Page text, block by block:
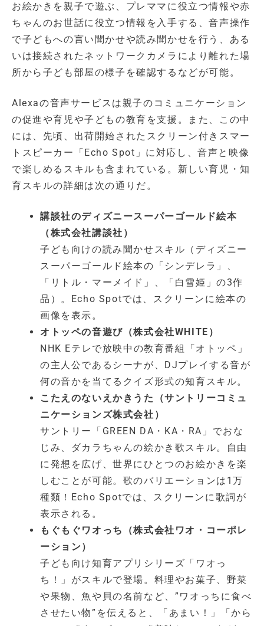
お絵かきを親子で遊ぶ、プレママに役立つ情報や赤
ちゃんのお世話に役立つ情報を入手する、音声操作
で子どもへの言い聞かせや読み聞かせを行う、ある
いは接続されたネットワークカメラにより離れた場
所から子ども部屋の様子を確認するなどが可能。
Alexaの音声サービスは親子のコミュニケーション
の促進や育児や子どもの教育を支援。また、この中
には、先頃、出荷開始されたスクリーン付きスマー
トスピーカー「Echo Spot」に対応し、音声と映像
で楽しめるスキルも含まれている。新しい育児・知
育スキルの詳細は次の通りだ。
講談社のディズニースーパーゴールド絵本
（株式会社講談社）
子ども向けの読み聞かせスキル（ディズニー
スーパーゴールド絵本の「シンデレラ」、
「リトル・マーメイド」、「白雪姫」の3作
品）。Echo Spotでは、スクリーンに絵本の
画像を表示。
オトッペの音遊び（株式会社WHITE）
NHK Eテレで放映中の教育番組「オトッペ」
の主人公であるシーナが、DJプレイする音が
何の音かを当てるクイズ形式の知育スキル。
こたえのないえかきうた（サントリーコミュ
ニケーションズ株式会社）
サントリー「GREEN DA・KA・RA」でおな
じみ、ダカラちゃんの絵かき歌スキル。自由
に発想を広げ、世界にひとつのお絵かきを楽
しむことが可能。歌のバリエーションは1万
種類！Echo Spotでは、スクリーンに歌詞が
表示される。
もぐもぐワオっち（株式会社ワオ・コーポレ
ーション）
子ども向け知育アプリシリーズ「ワオっ
ち！」がスキルで登場。料理やお菓子、野菜
や果物、魚や貝の名前など、”ワオっちに食べ
させたい物”を伝えると、「あまい！」「から